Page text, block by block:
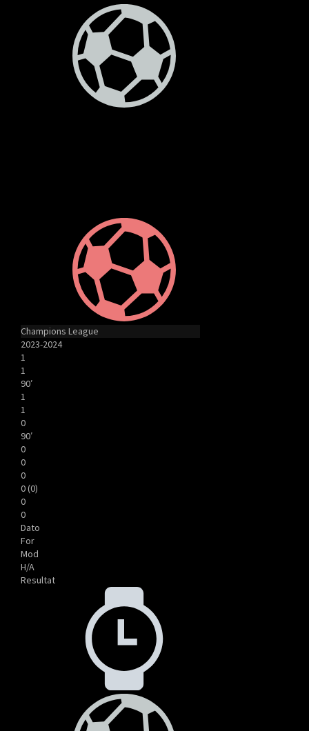
Champions League
2023-2024
1
1
90′
1
1
0
90′
0
0
0
0 (0)
0
0
Dato
For
Mod
H/A
Resultat